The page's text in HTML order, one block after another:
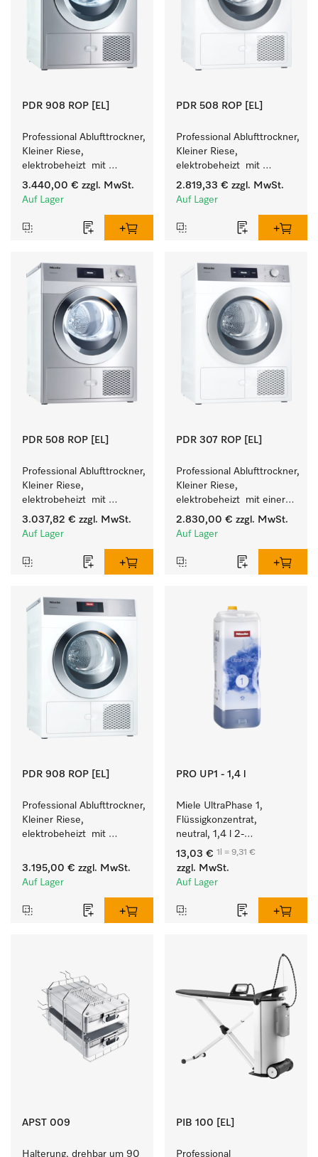
PDR 908 ROP [EL]
Professional Ablufttrockner,
Kleiner Riese,
elektrobeheizt  mit
besonders kurzen
Programmlaufzeiten.
3.440,00 € zzgl. MwSt.
Auf Lager
PDR 508 ROP [EL]
Professional Ablufttrockner,
Kleiner Riese,
elektrobeheizt  mit
besonders kurzen
Programmlaufzeiten.
2.819,33 € zzgl. MwSt.
Auf Lager
PDR 508 ROP [EL]
Professional Ablufttrockner,
Kleiner Riese,
elektrobeheizt  mit
besonders kurzen
Programmlaufzeiten.
3.037,82 € zzgl. MwSt.
Auf Lager
PDR 307 ROP [EL]
Professional Ablufttrockner,
Kleiner Riese,
elektrobeheizt  mit einer
kürzesten Laufzeit von
37 min für einen hohen
2.830,00 € zzgl. MwSt.
Auf Lager
PDR 908 ROP [EL]
Professional Ablufttrockner,
Kleiner Riese,
elektrobeheizt  mit
Programmlaufzeiten.
Leistung 8 kg in 42 min.
3.195,00 € zzgl. MwSt.
Auf Lager
PRO UP1 - 1,4 l
Miele UltraPhase 1,
Flüssigkonzentrat,
neutral, 1,4 l 2-
Komponentenwaschmittel
für Buntes, Weißes und
Feines.
13,03 € 1l = 9,31 €
zzgl. MwSt.
Auf Lager
APST 009
Halterung, drehbar um 90
PIB 100 [EL]
Professional